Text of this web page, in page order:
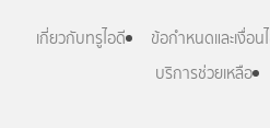
เกี่ยวกับทรูไอดี ข้อกำหนดและเงื่อน
บริการช่วยเหลือ